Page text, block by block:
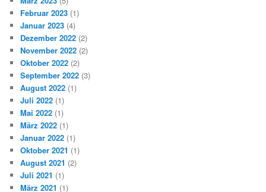
Februar 2023 (1)
Januar 2023 (4)
Dezember 2022 (2)
November 2022 (2)
Oktober 2022 (2)
September 2022 (3)
August 2022 (1)
Juli 2022 (1)
Mai 2022 (1)
März 2022 (1)
Januar 2022 (1)
Oktober 2021 (1)
August 2021 (2)
Juli 2021 (1)
März 2021 (1)